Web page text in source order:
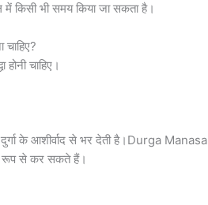
किसी भी समय किया जा सकता है।
चाहिए।
दुर्गा के आशीर्वाद से भर देती है।Durga Manasa
रूप से कर सकते हैं।